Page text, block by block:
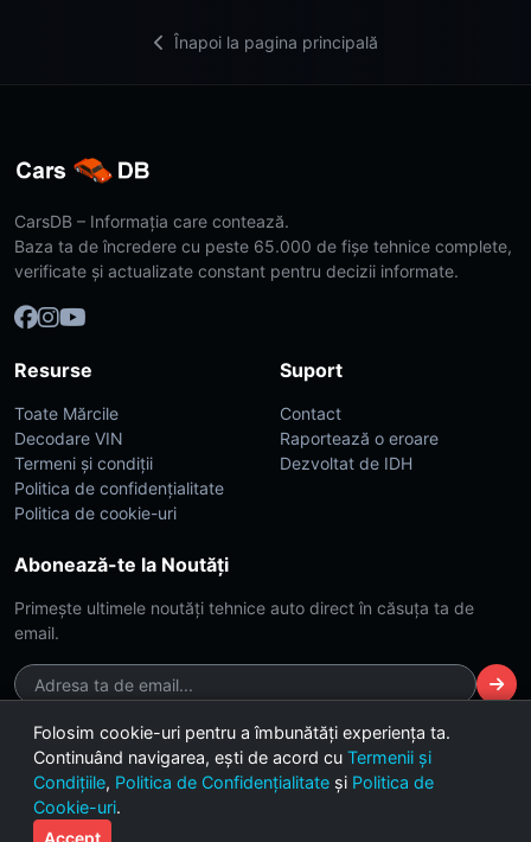
Înapoi la pagina principală
CarsDB – Informația care contează.
Baza ta de încredere cu peste 65.000 de fișe tehnice complete,
verificate și actualizate constant pentru decizii informate.
Resurse
Toate Mărcile
Decodare VIN
Termeni și condiții
Politica de confidențialitate
Politica de cookie-uri
Suport
Contact
Raportează o eroare
Dezvoltat de IDH
Abonează-te la Noutăți
Primește ultimele noutăți tehnice auto direct în căsuța ta de
email.
© 2026 CarsDB. Toate drepturile rezervate. Made with ❤️ for car
enthusiasts.
Versiunea 2.4 (Build Dark-Lime)
Folosim cookie-uri pentru a îmbunătăți experiența ta.
Continuând navigarea, ești de acord cu Termenii și
Condițiile, Politica de Confidențialitate și Politica de
Cookie-uri.
Accept